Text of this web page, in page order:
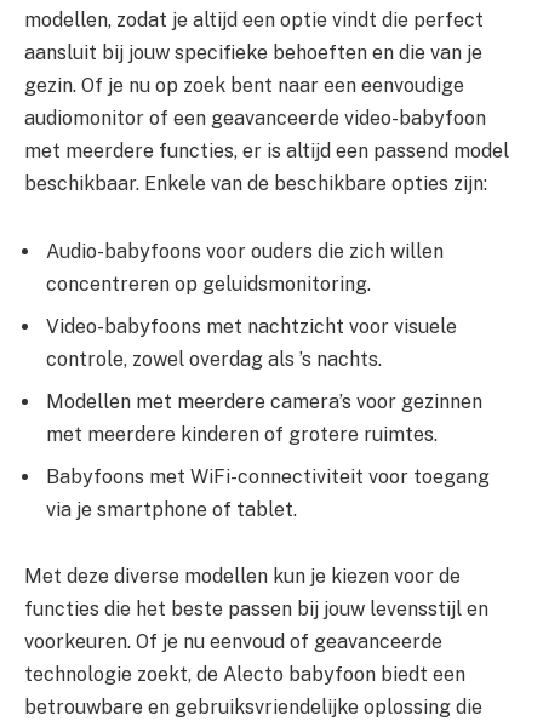
modellen, zodat je altijd een optie vindt die perfect
aansluit bij jouw specifieke behoeften en die van je
gezin. Of je nu op zoek bent naar een eenvoudige
audiomonitor of een geavanceerde video-babyfoon
met meerdere functies, er is altijd een passend model
beschikbaar. Enkele van de beschikbare opties zijn:
Audio-babyfoons voor ouders die zich willen
concentreren op geluidsmonitoring.
Video-babyfoons met nachtzicht voor visuele
controle, zowel overdag als ’s nachts.
Modellen met meerdere camera’s voor gezinnen
met meerdere kinderen of grotere ruimtes.
Babyfoons met WiFi-connectiviteit voor toegang
via je smartphone of tablet.
Met deze diverse modellen kun je kiezen voor de
functies die het beste passen bij jouw levensstijl en
voorkeuren. Of je nu eenvoud of geavanceerde
technologie zoekt, de Alecto babyfoon biedt een
betrouwbare en gebruiksvriendelijke oplossing die